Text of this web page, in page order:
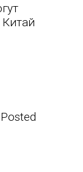
Posted